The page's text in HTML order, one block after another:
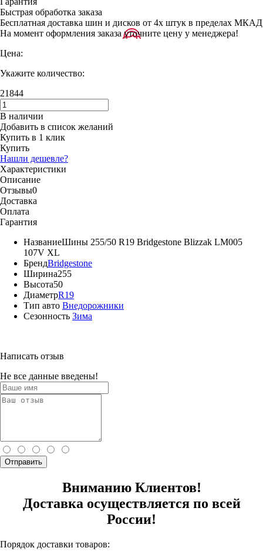
Быстрая обработка заказа
Бесплатная доставка шин и дисков от 4х штук в пределах МКАД
На момент оформления заказа уточните цену у менеджера!
Цена:
Укажите количество:
21844
В наличии
Добавить в список желаний
Купить в 1 клик
Купить
Нашли дешевле?
Характеристики
Описание
Отзывы0
Доставка
Оплата
Гарантия
НазваниеШины 255/50 R19 Bridgestone Blizzak LM005
107V XL
БрендBridgestone
Ширина255
Высота50
ДиаметрR19
Тип авто Внедорожники
Сезонность Зима
Написать отзыв
Не все данные введены!
Отправить
Вниманию Клиентов!
Доставка осуществляется по всей
России!
Порядок доставки товаров: